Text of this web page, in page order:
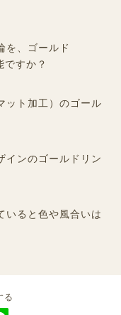
を、ゴールド
ですか？
ット加工）のゴール
インのゴールドリン
いると色や風合いは
る